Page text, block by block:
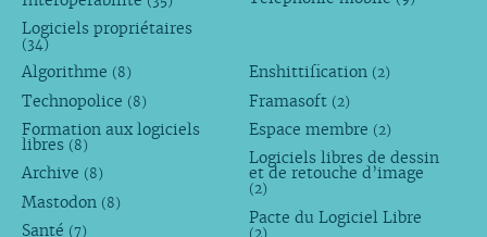
Logiciels propriétaires
(34)
Algorithme (8)
Technopolice (8)
Formation aux logiciels
libres (8)
Archive (8)
Mastodon (8)
Santé (7)
Enshittification (2)
Framasoft (2)
Espace membre (2)
Logiciels libres de dessin
et de retouche d’image
(2)
Pacte du Logiciel Libre
(2)